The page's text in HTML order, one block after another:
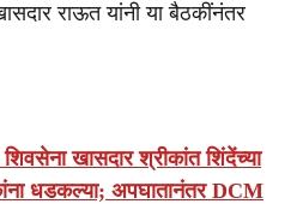
राऊत यांनी या बैठकींनंतर
खासदार श्रीकांत शिंदेंच्या
धडकल्या; अपघातानंतर DCM